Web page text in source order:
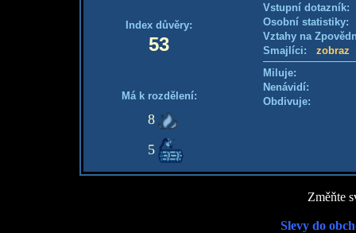
Index důvěry:
53
Má k rozdělení:
8
5
Vstupní
Osobní
Vztahy na
Smajlíci: zobraz
Miluje:
Nenávidí:
Obdivuje:
Změňte
Slevy do